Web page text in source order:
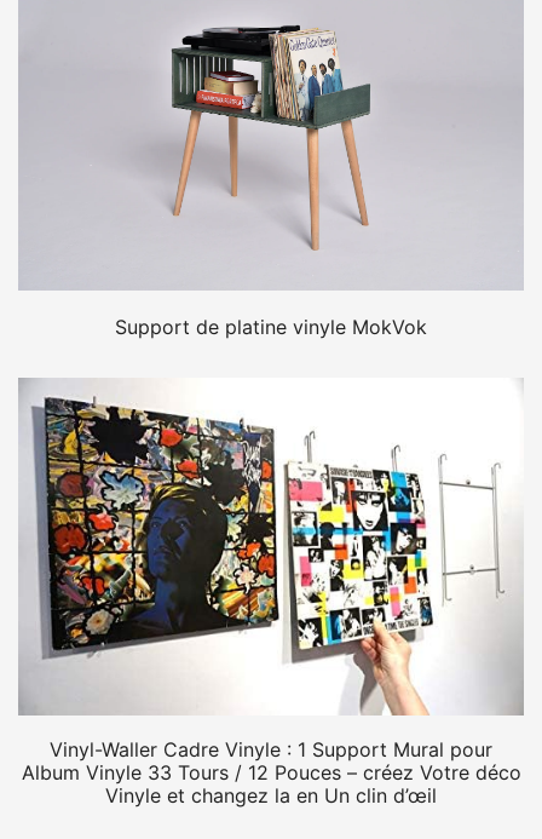
Support de platine vinyle MokVok
Vinyl-Waller Cadre Vinyle : 1 Support Mural pour
Album Vinyle 33 Tours / 12 Pouces – créez Votre déco
Vinyle et changez la en Un clin d’œil